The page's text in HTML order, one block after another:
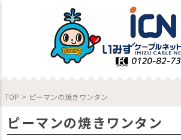
TOP > ピーマンの焼きワンタン
ピーマンの焼きワンタン